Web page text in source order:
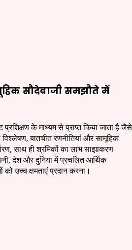
सौदेबाजी समझौते में
प्रशिक्षण के माध्यम से प्राप्त किया जाता है जैसे
बातचीत रणनीतियां और सामूहिक
साथ ही श्रमिकों का लाभ साझाकरण
देश और दुनिया में प्रचलित आर्थिक
उच्च क्षमताएं प्रदान करना।